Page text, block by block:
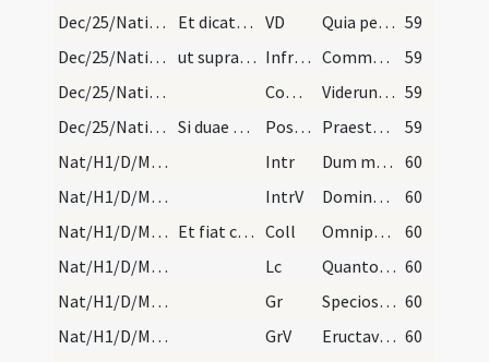
Dec/25/Nativitas/M3/Mass Propers
Et dicatur usque ad Epiphaniam. VD Quia per incarnati Verbi 59
Dec/25/Nativitas/M3/Mass Propers
ut supra in missa de luce. Infracan Communicantes et diem sacratissimum celebrantes qua beatae Mariae
59
Dec/25/Nativitas/M3/Mass Propers
Comm Viderunt omnes fines terrae 59
Dec/25/Nativitas/M3/Mass Propers
Si duae dominicae evenerint inter Natalem Domini… Postcomm Praesta quaesumus omnipotens Deus ut natus hodie Salvator
59
Nat/H1/D/M2/Mass Propers
Intr Dum medium silentium
60
Nat/H1/D/M2/Mass Propers
IntrV Dominus regnavit decorem indutus est
60
Nat/H1/D/M2/Mass Propers
Et fiat commemoratio de octavis. Coll Omnipotens sempiterne Deus dirige actus nostros
60
Nat/H1/D/M2/Mass Propers
Lc Quanto tempore heres parvulus est 60
Nat/H1/D/M2/Mass Propers
Gr Speciosus forma prae filiis hominum 60
Nat/H1/D/M2/Mass Propers
GrV Eructavit cor meum verbum bonum 60